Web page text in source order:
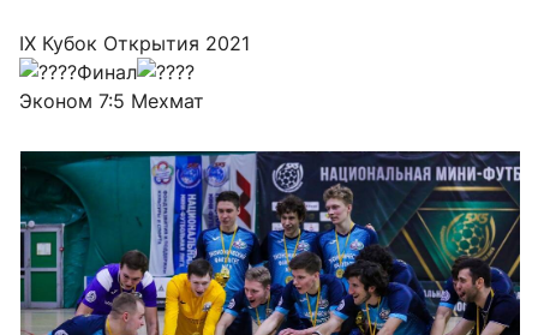
IX Кубок Открытия 2021
Финал
Эконом 7:5 Мехмат